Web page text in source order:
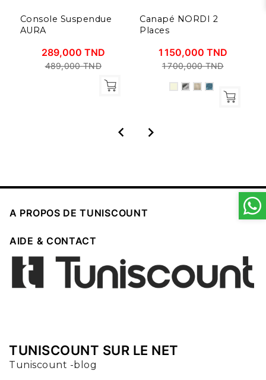
Console Suspendue
AURA
289,000 TND
489,000 TND
Canapé NORDI 2
Places
1 150,000 TND
1 700,000 TND
 
A PROPOS DE TUNISCOUNT 
AIDE & CONTACT
TUNISCOUNT SUR LE NET
Tuniscount -blog